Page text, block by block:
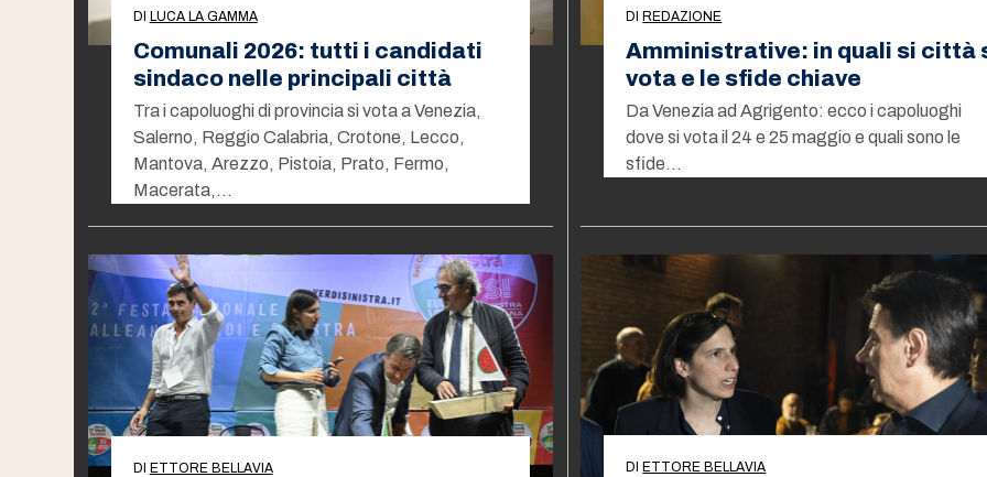
DI LUCA LA GAMMA
Comunali 2026: tutti i candidati
sindaco nelle principali città
Tra i capoluoghi di provincia si vota a Venezia,
Salerno, Reggio Calabria, Crotone, Lecco,
Mantova, Arezzo, Pistoia, Prato, Fermo,
Macerata,…
DIREDAZIONE
Amministrative: in quali si città
vota e le sfide chiave
Da Venezia ad Agrigento: ecco i capoluoghi
dove si vota il 24 e 25 maggio e quali sono le
sfide…
DI ETTORE BELLAVIA DIETTORE BELLAVIA